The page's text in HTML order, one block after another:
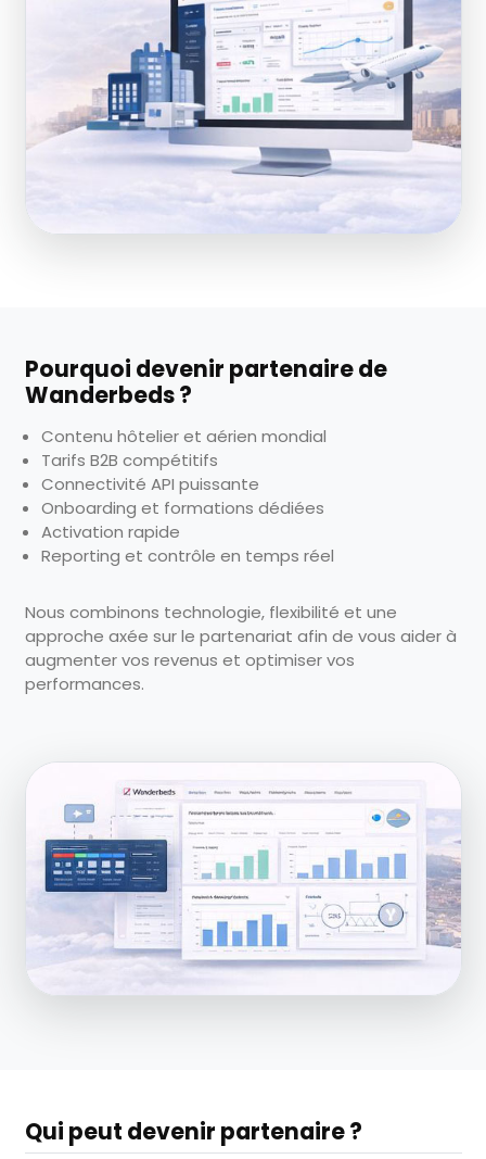
Pourquoi devenir partenaire de
Wanderbeds ?
Contenu hôtelier et aérien mondial
Tarifs B2B compétitifs
Connectivité API puissante
Onboarding et formations dédiées
Activation rapide
Reporting et contrôle en temps réel
Nous combinons technologie, flexibilité et une
approche axée sur le partenariat afin de vous aider à
augmenter vos revenus et optimiser vos
performances.
Qui peut devenir partenaire ?